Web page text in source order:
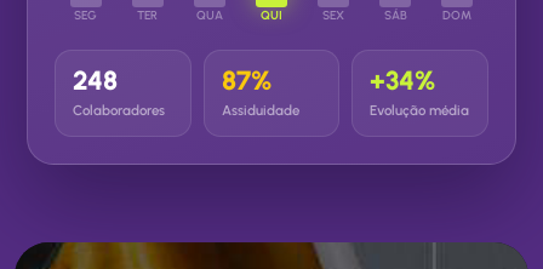
SEG TER QUA QUI SEX SÁB DOM
248
Colaboradores
87%
Assiduidade
+34%
Evolução média